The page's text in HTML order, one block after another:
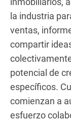
la industria
ventas,
compartir
potencial de
específicos.
comienzan a
esfuerzo